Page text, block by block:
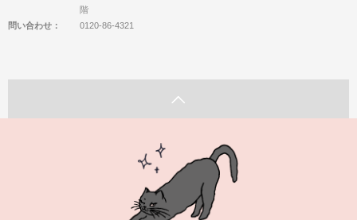
階
問い合わせ：
0120-86-4321